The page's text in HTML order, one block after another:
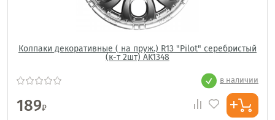
Колпаки декоративные ( на пруж.) R13 "Pilot" серебристый
(к-т 2шт) AK1348
в наличии
189₽